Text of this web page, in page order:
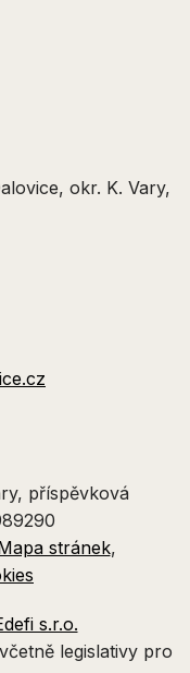
okr. K. Vary,
příspěvková
stránek
s.r.o.
legislativy pro